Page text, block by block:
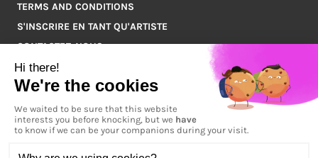
TERMS AND CONDITIONS
S'INSCRIRE EN TANT QU'ARTISTE
CONTACTEZ-NOUS
Q&A